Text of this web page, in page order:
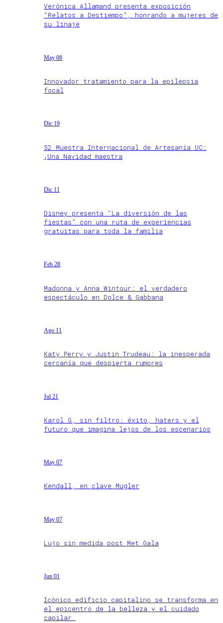
Verónica Allamand presenta exposición
“Relatos a Destiempo”, honrando a mujeres de
su linaje
May 08
Innovador tratamiento para la epilepsia
focal
Dic 19
52 Muestra Internacional de Artesanía UC:
¡Una Navidad maestra
Dic 11
Disney presenta “La diversión de las
fiestas” con una ruta de experiencias
gratuitas para toda la familia
Feb 28
Madonna y Anna Wintour: el verdadero
espectáculo en Dolce & Gabbana
Ago 11
Katy Perry y Justin Trudeau: la inesperada
cercanía que despierta rumores
Jul 21
Karol G, sin filtro: éxito, haters y el
futuro que imagina lejos de los escenarios
May 07
Kendall, en clave Mugler
May 07
Lujo sin medida post Met Gala
Jun 01
Icónico edificio capitalino se transforma en
el epicentro de la belleza y el cuidado
capilar